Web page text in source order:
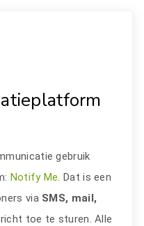
gebruik
Notify Me. Dat is een
via SMS, mail,
toe te sturen. Alle